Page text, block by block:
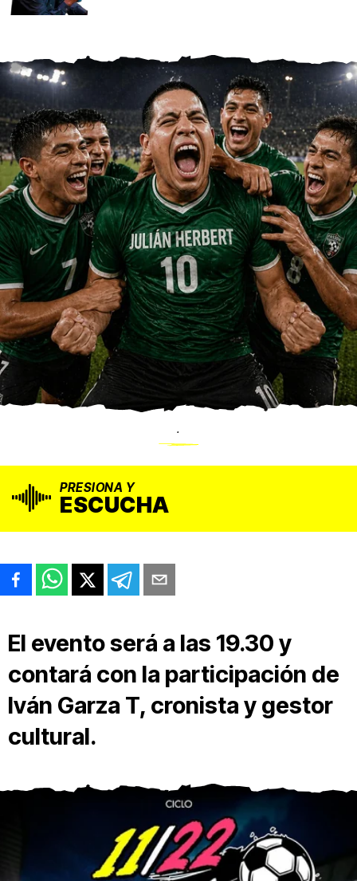
.
PRESIONA Y
ESCUCHA
El evento será a las 19.30 y
contará con la participación de
Iván Garza T, cronista y gestor
cultural.